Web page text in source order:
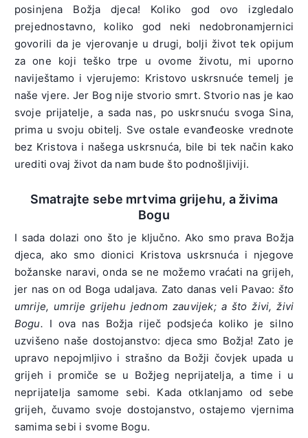
posinjena Božja djeca! Koliko god ovo izgledalo
prejednostavno, koliko god neki nedobronamjernici
govorili da je vjerovanje u drugi, bolji život tek opijum
za one koji teško trpe u ovome životu, mi uporno
naviještamo i vjerujemo: Kristovo uskrsnuće temelj je
naše vjere. Jer Bog nije stvorio smrt. Stvorio nas je kao
svoje prijatelje, a sada nas, po uskrsnuću svoga Sina,
prima u svoju obitelj. Sve ostale evanđeoske vrednote
bez Kristova i našega uskrsnuća, bile bi tek način kako
urediti ovaj život da nam bude što podnošljiviji.
Smatrajte sebe mrtvima grijehu, a živima
Bogu
I sada dolazi ono što je ključno. Ako smo prava Božja
djeca, ako smo dionici Kristova uskrsnuća i njegove
božanske naravi, onda se ne možemo vraćati na grijeh,
jer nas on od Boga udaljava. Zato danas veli Pavao: što
umrije, umrije grijehu jednom zauvijek; a što živi, živi
Bogu. I ova nas Božja riječ podsjeća koliko je silno
uzvišeno naše dostojanstvo: djeca smo Božja! Zato je
upravo nepojmljivo i strašno da Božji čovjek upada u
grijeh i promiče se u Božjeg neprijatelja, a time i u
neprijatelja samome sebi. Kada otklanjamo od sebe
grijeh, čuvamo svoje dostojanstvo, ostajemo vjernima
samima sebi i svome Bogu.